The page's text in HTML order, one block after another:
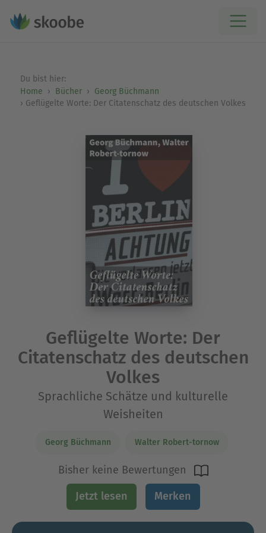
Du bist hier:
Home
Bücher
Georg Büchmann
Geflügelte Worte: Der Citatenschatz des deutschen Volkes
Geflügelte Worte: Der
Citatenschatz des deutschen
Volkes
Sprachliche Schätze und kulturelle
Weisheiten
Georg Büchmann Walter Robert-tornow
Bisher keine Bewertungen
Jetzt lesen Merken